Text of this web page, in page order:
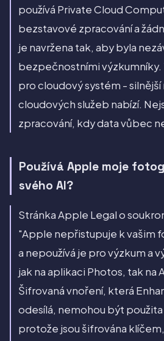
používá Private Cloud
bezstavové zpracování a
je navržena tak, aby byla
bezpečnostními výzkumníky.
pro cloudový systém - silnější
cloudových služeb nabízí.
zpracování, kdy data vůbec
Používá Apple moje
svého AI?
Stránka Apple Legal o
"Apple nepřistupuje k vašim
a nepoužívá je pro výzkum a
jak na aplikaci Photos, tak
Šifrovaná vnoření, která
odesílá, nemohou být
protože jsou šifrována